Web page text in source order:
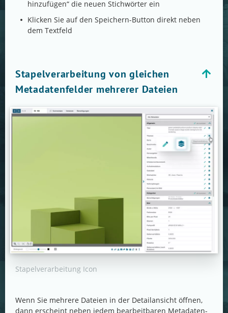
hinzufügen“ die neuen Stichwörter ein
Klicken Sie auf den Speichern-Button direkt neben
dem Textfeld
Stapelverarbeitung von gleichen
Metadatenfelder mehrerer Dateien
Stapelverarbeitung Icon
Wenn Sie mehrere Dateien in der Detailansicht öffnen,
dann erscheint neben jedem bearbeitbaren Metadaten-